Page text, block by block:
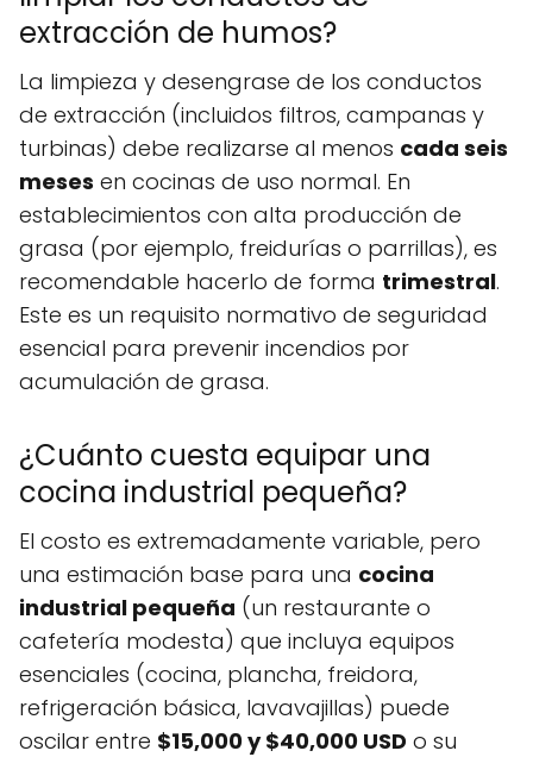
extracción de humos?
La limpieza y desengrase de los conductos
de extracción (incluidos filtros, campanas y
turbinas) debe realizarse al menos cada seis
meses en cocinas de uso normal. En
establecimientos con alta producción de
grasa (por ejemplo, freidurías o parrillas), es
recomendable hacerlo de forma trimestral.
Este es un requisito normativo de seguridad
esencial para prevenir incendios por
acumulación de grasa.
¿Cuánto cuesta equipar una
cocina industrial pequeña?
El costo es extremadamente variable, pero
una estimación base para una cocina
industrial pequeña (un restaurante o
cafetería modesta) que incluya equipos
esenciales (cocina, plancha, freidora,
refrigeración básica, lavavajillas) puede
oscilar entre $15,000 y $40,000 USD o su